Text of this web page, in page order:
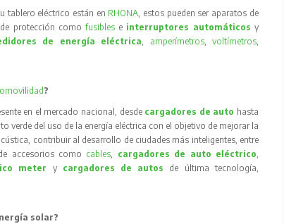
tablero eléctrico están en RHONA, estos pueden ser aparatos de
protección comofusibles e interruptores automáticos y
de energía eléctrica, amperímetros, voltímetros,
?
en el mercado nacional, desde cargadores de auto hasta
verde del uso de la energía eléctrica con el objetivo de mejorar la
contribuir al desarrollo de ciudades más inteligentes, entre
accesorios como cables, cargadores de auto eléctrico,
meter y cargadores de autos
de última tecnología,
solar?